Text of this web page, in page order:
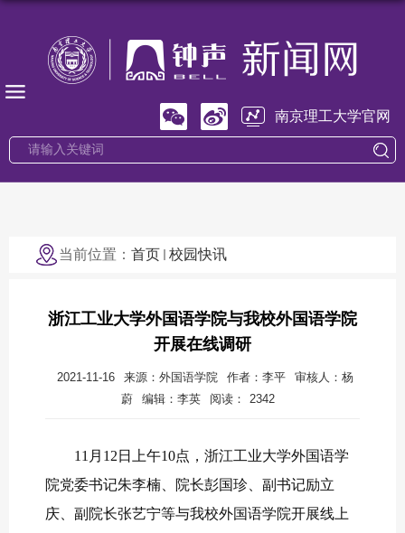
南京理工大学官网
当前位置： 首页 校园快讯
浙江工业大学外国语学院与我校外国语学院
开展在线调研
2021-11-16 来源：外国语学院 作者：李平
审核人：杨
蔚
编辑：李英 阅读： 2342
11月12日上午10点，浙江工业大学外国语学
院党委书记朱李楠、院长彭国珍、副书记励立
庆、副院长张艺宁等与我校外国语学院开展线上